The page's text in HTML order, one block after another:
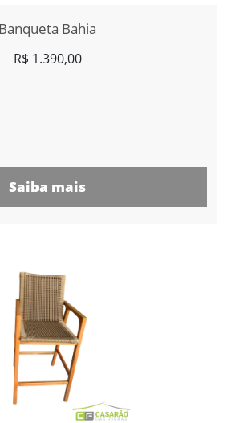
Banqueta Bahia
R$ 1.390,00
Saiba mais